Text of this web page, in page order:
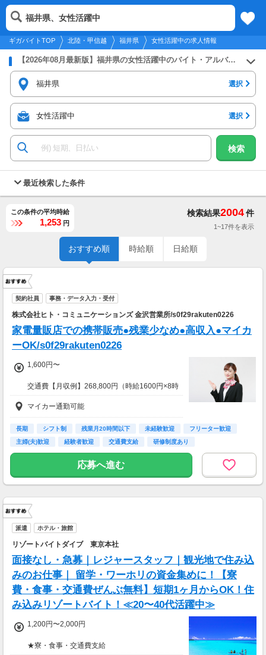
2026年8月7日更新
北陸・甲信越
メニュー
ギガバイトTOP 北陸・甲信越 福井県 女性活躍中の求人情報
福井県、女性活躍中
【2026年08月最新版】福井県の女性活躍中のバイト・アルバイト・パートの求人募集情報
福井県 選択
女性活躍中 選択
検索
最近検索した条件
この条件の平均時給
1,253 円
検索結果2004件
1~17件を表示
おすすめ順 時給順 日給順
契約社員 事務・データ入力・受付
株式会社ヒト・コミュニケーションズ 金沢営業所/s0f29rakuten0226
家電量販店での携帯販売●残業少なめ●高収入●マイカ
ーOK/s0f29rakuten0226
1,600円〜
交通費【月収例】268,800円（時給1600円×8時
間×21日勤務の場合）
マイカー通勤可能
長期 シフト制 残業月20時間以下 未経験歓迎
フリーター歓迎
主婦(夫)歓迎
経験者歓迎 交通費支給 研修制度あり
応募へ進む
派遣 ホテル・旅館
リゾートバイトダイブ 東京本社
面接なし・急募｜レジャースタッフ｜観光地で住み込
みのお仕事｜ 留学・ワーホリの資金集めに！【寮
費・食事・交通費ぜんぶ無料】短期1ヶ月からOK！住
み込みリゾートバイト！≪20〜40代活躍中≫
1,200円〜2,000円
★寮・食事・交通費支給